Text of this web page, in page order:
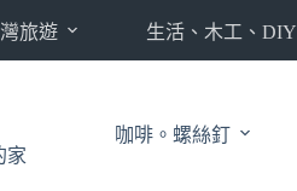
旅遊 生活、木工、DIY
家
咖啡。螺絲釘